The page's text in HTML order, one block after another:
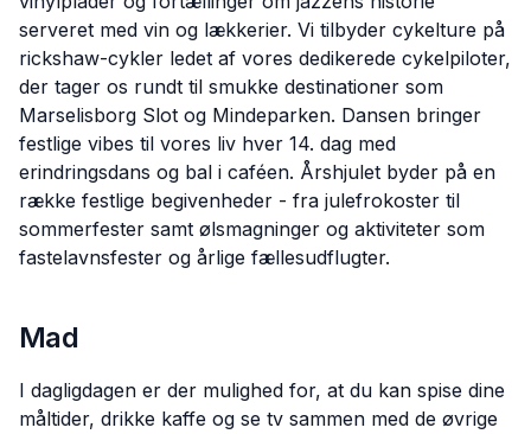
serveret med vin og lækkerier. Vi tilbyder cykelture på
rickshaw-cykler ledet af vores dedikerede cykelpiloter,
der tager os rundt til smukke destinationer som
Marselisborg Slot og Mindeparken. Dansen bringer
festlige vibes til vores liv hver 14. dag med
erindringsdans og bal i caféen. Årshjulet byder på en
række festlige begivenheder - fra julefrokoster til
sommerfester samt ølsmagninger og aktiviteter som
fastelavnsfester og årlige fællesudflugter.
Mad
I dagligdagen er der mulighed for, at du kan spise dine
måltider, drikke kaffe og se tv sammen med de øvrige